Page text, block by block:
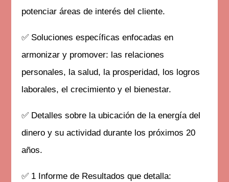
potenciar áreas de interés del cliente.
✅ Soluciones específicas enfocadas en
armonizar y promover: las relaciones
personales, la salud, la prosperidad, los logros
laborales, el crecimiento y el bienestar.
✅ Detalles sobre la ubicación de la energía del
dinero y su actividad durante los próximos 20
años.
✅ 1 Informe de Resultados que detalla: